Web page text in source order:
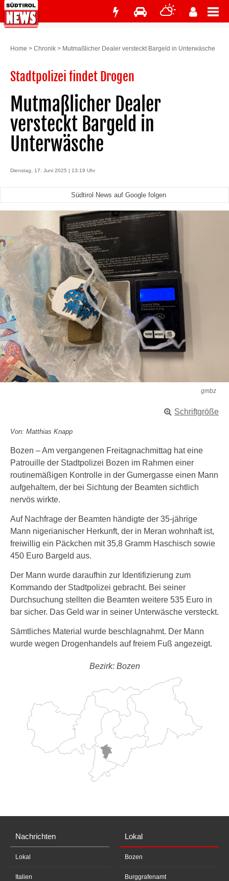
Home > Chronik > Mutmaßlicher Dealer versteckt Bargeld in Unterwäsche
Stadtpolizei findet Drogen
Mutmaßlicher Dealer
versteckt Bargeld in
Unterwäsche
Dienstag, 17. Juni 2025 | 13:19 Uhr
Südtirol News auf Google folgen
gmbz
Schriftgröße
Von: Matthias Knapp
Bozen – Am vergangenen Freitagnachmittag hat eine
Patrouille der Stadtpolizei Bozen im Rahmen einer
routinemäßigen Kontrolle in der Gumergasse einen Mann
aufgehaltem, der bei Sichtung der Beamten sichtlich
nervös wirkte.
Auf Nachfrage der Beamten händigte der 35-jährige
Mann nigerianischer Herkunft, der in Meran wohnhaft ist,
freiwillig ein Päckchen mit 35,8 Gramm Haschisch sowie
450 Euro Bargeld aus.
Der Mann wurde daraufhin zur Identifizierung zum
Kommando der Stadtpolizei gebracht. Bei seiner
Durchsuchung stellten die Beamten weitere 535 Euro in
bar sicher. Das Geld war in seiner Unterwäsche versteckt.
Sämtliches Material wurde beschlagnahmt. Der Mann
wurde wegen Drogenhandels auf freiem Fuß angezeigt.
Bezirk: Bozen
Nachrichten
Lokal
Italien
Lokal
Bozen
Burggrafenamt